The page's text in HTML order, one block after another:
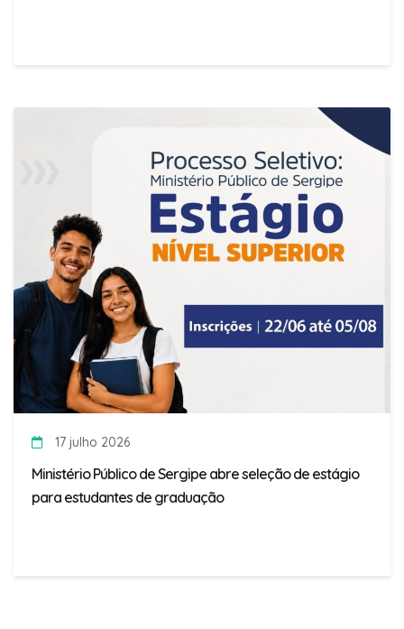
17 julho 2026
Ministério Público de Sergipe abre seleção de estágio
para estudantes de graduação